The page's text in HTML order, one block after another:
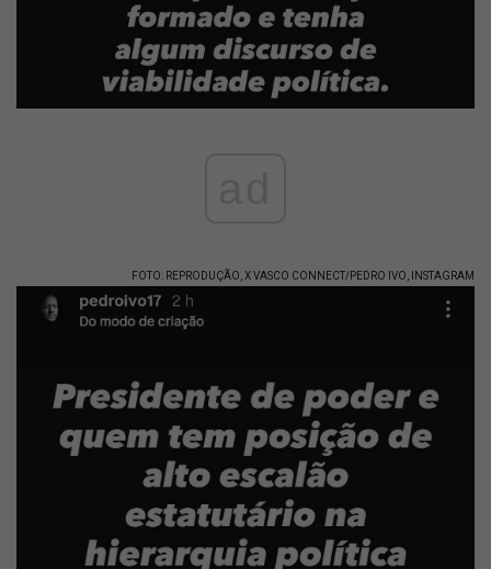
FOTO: REPRODUÇÃO, X VASCO CONNECT/PEDRO IVO, INSTAGRAM